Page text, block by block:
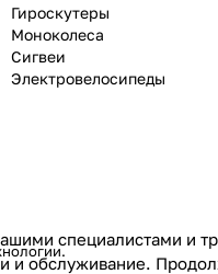
Гироскутеры
Моноколеса
Сигвеи
Электровелосипеды
.
специалистами и
и обслуживание.